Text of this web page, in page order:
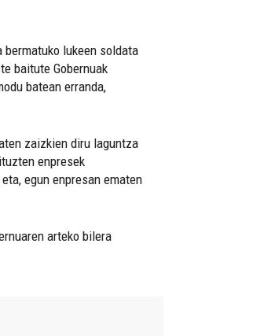
bermatuko lukeen soldata
baitute Gobernuak
batean erranda,
zaizkien diru laguntza
enpresek
egun enpresan ematen
arteko bilera